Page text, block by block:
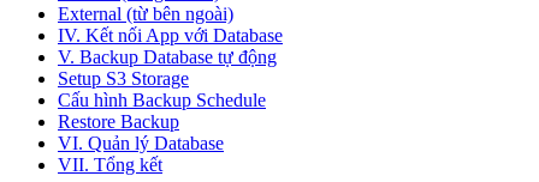
External (từ bên ngoài)
IV. Kết nối App với Database
V. Backup Database tự động
Setup S3 Storage
Cấu hình Backup Schedule
Restore Backup
VI. Quản lý Database
VII. Tổng kết